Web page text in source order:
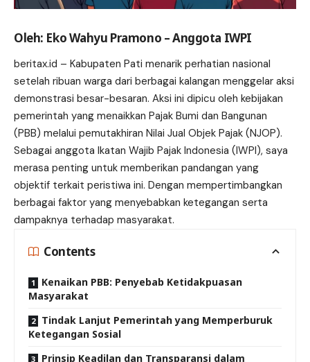
Oleh: Eko Wahyu Pramono – Anggota IWPI
beritax.id – Kabupaten Pati menarik perhatian nasional
setelah ribuan warga dari berbagai kalangan menggelar aksi
demonstrasi besar-besaran. Aksi ini dipicu oleh kebijakan
pemerintah yang menaikkan Pajak Bumi dan Bangunan
(PBB) melalui pemutakhiran Nilai Jual Objek Pajak (NJOP).
Sebagai anggota Ikatan Wajib Pajak Indonesia (IWPI), saya
merasa penting untuk memberikan pandangan yang
objektif terkait peristiwa ini. Dengan mempertimbangkan
berbagai faktor yang menyebabkan ketegangan serta
dampaknya terhadap masyarakat.
Contents
Kenaikan PBB: Penyebab Ketidakpuasan
Masyarakat
Tindak Lanjut Pemerintah yang Memperburuk
Ketegangan Sosial
Prinsip Keadilan dan Transparansi dalam